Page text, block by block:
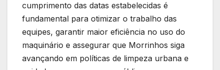
cumprimento das datas estabelecidas é
fundamental para otimizar o trabalho das
equipes, garantir maior eficiência no uso do
maquinário e assegurar que Morrinhos siga
avançando em políticas de limpeza urbana e